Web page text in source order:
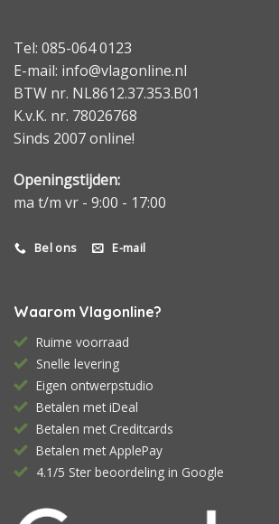
Tel: 085-064 0123
E-mail: info@vlagonline.nl
BTW nr. NL8612.37.353.B01
K.v.K. nr. 78026768
Sinds 2007 online!
Openingstijden:
ma t/m vr - 9:00 - 17:00
Bel ons E-mail
Waarom Vlagonline?
Ruime voorraad
Snelle levering
Eigen ontwerpstudio
Betalen met iDeal
Betalen met Creditcards
Betalen met ApplePay
4.1/5 Ster beoordeling in Google